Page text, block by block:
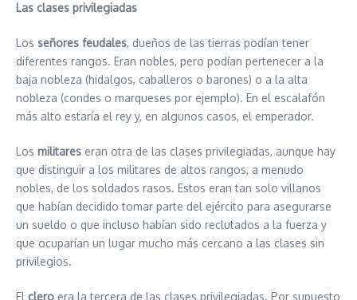
Las clases privilegiadas
Los señores feudales, dueños de las tierras podían tener
diferentes rangos. Eran nobles, pero podían pertenecer a la
baja nobleza (hidalgos, caballeros o barones) o a la alta
nobleza (condes o marqueses por ejemplo). En el escalafón
más alto estaría el rey y, en algunos casos, el emperador.
Los militares eran otra de las clases privilegiadas, aunque hay
que distinguir a los militares de altos rangos, a menudo
nobles, de los soldados rasos. Estos eran tan solo villanos
que habían decidido tomar parte del ejército para asegurarse
un sueldo o que incluso habían sido reclutados a la fuerza y
que ocuparían un lugar mucho más cercano a las clases sin
privilegios.
El clero era la tercera de las clases privilegiadas. Por supuesto